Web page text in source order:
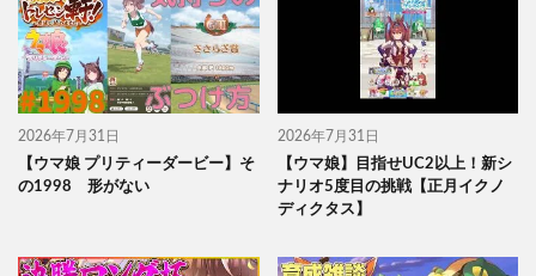
2026年7月31日
【ウマ娘 プリティーダービー】そ
の1998 形がない
2026年7月31日
【ウマ娘】目指せUC2以上！新シ
ナリオ5度目の挑戦【正月イクノ
ディクタス】